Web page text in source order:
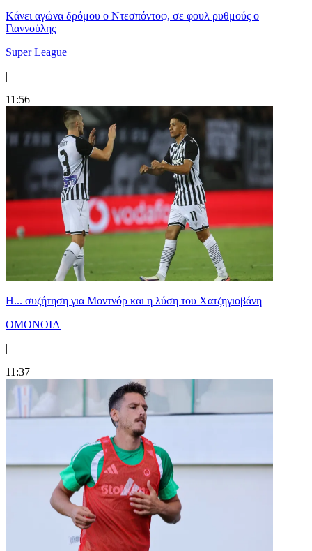
Kάνει αγώνα δρόμου ο Ντεσπόντοφ, σε φουλ ρυθμούς ο
Γιαννούλης
Super League
|
11:56
Η... συζήτηση για Μοντνόρ και η λύση του Χατζηγιοβάνη
ΟΜΟΝΟΙΑ
|
11:37